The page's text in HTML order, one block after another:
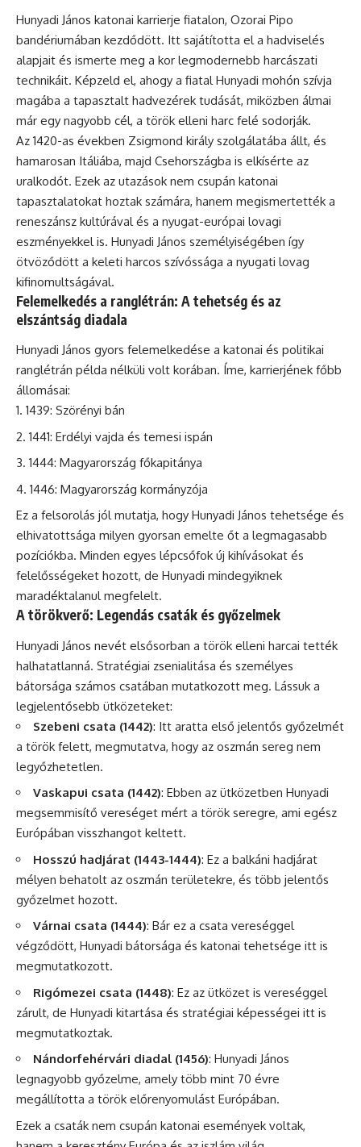
Hunyadi János katonai karrierje fiatalon, Ozorai Pipo
bandériumában kezdődött. Itt sajátította el a hadviselés
alapjait és ismerte meg a kor legmodernebb harcászati
technikáit. Képzeld el, ahogy a fiatal Hunyadi mohón szívja
magába a tapasztalt hadvezérek tudását, miközben álmai
már egy nagyobb cél, a török elleni harc felé sodorják.
Az 1420-as években Zsigmond király szolgálatába állt, és
hamarosan Itáliába, majd Csehországba is elkísérte az
uralkodót. Ezek az utazások nem csupán katonai
tapasztalatokat hoztak számára, hanem megismertették a
reneszánsz kultúrával és a nyugat-európai lovagi
eszményekkel is. Hunyadi János személyiségében így
ötvöződött a keleti harcos szívóssága a nyugati lovag
kifinomultságával.
Felemelkedés a ranglétrán: A tehetség és az
elszántság diadala
Hunyadi János gyors felemelkedése a katonai és politikai
ranglétrán példa nélküli volt korában. Íme, karrierjének főbb
állomásai:
1439: Szörényi bán
1441: Erdélyi vajda és temesi ispán
1444: Magyarország főkapitánya
1446: Magyarország kormányzója
Ez a felsorolás jól mutatja, hogy Hunyadi János tehetsége és
elhivatottsága milyen gyorsan emelte őt a legmagasabb
pozíciókba. Minden egyes lépcsőfok új kihívásokat és
felelősségeket hozott, de Hunyadi mindegyiknek
maradéktalanul megfelelt.
A törökverő: Legendás csaták és győzelmek
Hunyadi János nevét elsősorban a török elleni harcai tették
halhatatlanná. Stratégiai zsenialitása és személyes
bátorsága számos csatában mutatkozott meg. Lássuk a
legjelentősebb ütközeteket:
Szebeni csata (1442): Itt aratta első jelentős győzelmét
a török felett, megmutatva, hogy az oszmán sereg nem
legyőzhetetlen.
Vaskapui csata (1442): Ebben az ütközetben Hunyadi
megsemmisítő vereséget mért a török seregre, ami egész
Európában visszhangot keltett.
Hosszú hadjárat (1443-1444): Ez a balkáni hadjárat
mélyen behatolt az oszmán területekre, és több jelentős
győzelmet hozott.
Várnai csata (1444): Bár ez a csata vereséggel
végződött, Hunyadi bátorsága és katonai tehetsége itt is
megmutatkozott.
Rigómezei csata (1448): Ez az ütközet is vereséggel
zárult, de Hunyadi kitartása és stratégiai képességei itt is
megmutatkoztak.
Nándorfehérvári diadal (1456): Hunyadi János
legnagyobb győzelme, amely több mint 70 évre
megállította a török előrenyomulást Európában.
Ezek a csaták nem csupán katonai események voltak,